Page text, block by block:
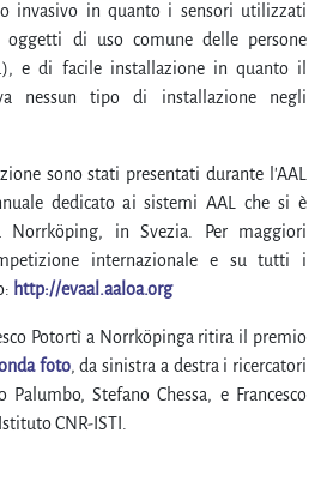
invasivo in quanto i sensori utilizzati
di uso comune delle persone
e di facile installazione in quanto il
nessun tipo di installazione negli
sono stati presentati durante l'AAL
dedicato ai sistemi AAL che si è
in Svezia. Per maggiori
internazionale e su tutti i
http://evaal.aaloa.org
Potortì a Norrköpinga ritira il premio
foto, da sinistra a destra i ricercatori
Palumbo, Stefano Chessa, e Francesco
CNR-ISTI.